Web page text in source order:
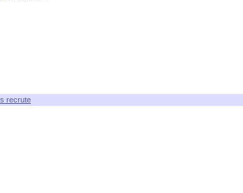
recrute